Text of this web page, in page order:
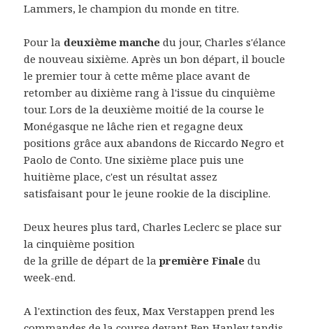
Lammers, le champion du monde en titre.
Pour la deuxième manchedu jour, Charles s'élance
de nouveau sixième. Après un bon départ, il boucle
le premier tour à cette même place avant de
retomber au dixième rang à l'issue du cinquième
tour. Lors de la deuxième moitié de la course le
Monégasque ne lâche rien et regagne deux
positions grâce aux abandons de Riccardo Negro et
Paolo de Conto. Une sixième place puis une
huitième place, c'est un résultat assez
satisfaisant pour le jeune rookie de la discipline.
Deux heures plus tard, Charles Leclerc se place sur
la cinquième position
de la grille de départ de lapremière Finale du
week-end.
A l'extinction des feux, Max Verstappen prend les